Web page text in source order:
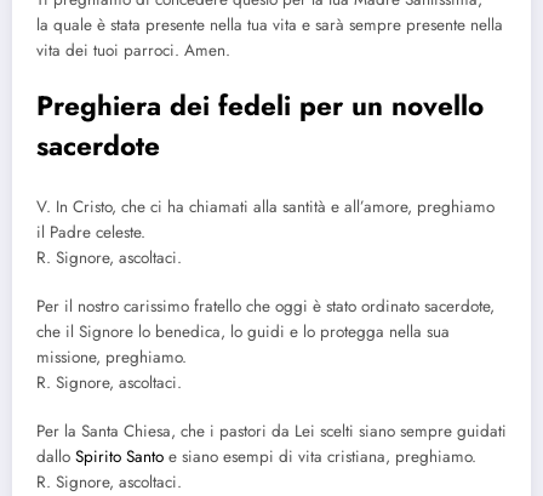
la quale è stata presente nella tua vita e sarà sempre presente nella
vita dei tuoi parroci. Amen.
Preghiera dei fedeli per un novello
sacerdote
V. In Cristo, che ci ha chiamati alla santità e all’amore, preghiamo
il Padre celeste.
R. Signore, ascoltaci.
Per il nostro carissimo fratello che oggi è stato ordinato sacerdote,
che il Signore lo benedica, lo guidi e lo protegga nella sua
missione, preghiamo.
R. Signore, ascoltaci.
Per la Santa Chiesa, che i pastori da Lei scelti siano sempre guidati
dallo Spirito Santo e siano esempi di vita cristiana, preghiamo.
R. Signore, ascoltaci.